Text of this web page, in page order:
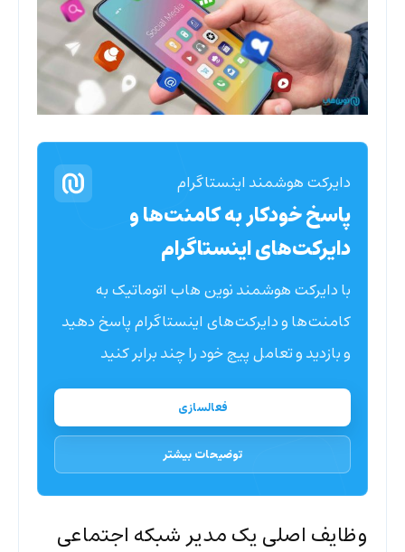
دایرکت هوشمند اینستاگرام
پاسخ خودکار به کامنت‌ها و
دایرکت‌های اینستاگرام
با دایرکت هوشمند نوین هاب اتوماتیک به
کامنت‌ها و دایرکت‌های اینستاگرام پاسخ دهید
و بازدید و تعامل پیج خود را چند برابر کنید
فعالسازی
توضیحات بیشتر
وظایف اصلی یک مدیر شبکه اجتماعی